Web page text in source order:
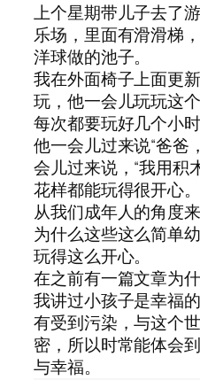
上个星期带儿子去了
乐场，里面有滑滑梯
洋球做的池子。
我在外面椅子上面更
玩，他一会儿玩玩这
每次都要玩好几个小时
他一会儿过来说“爸爸
会儿过来说，“我用积
花样都能玩得很开心。
从我们成年人的角度
为什么这些这么简单
玩得这么开心。
在之前有一篇文章为
我讲过小孩子是幸福
有受到污染，与这个
密，所以时常能体会
与幸福。